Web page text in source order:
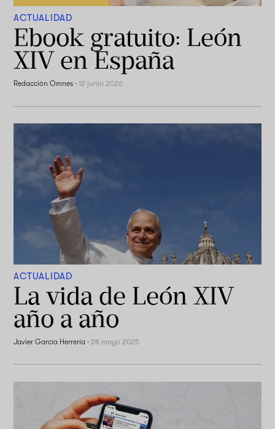
ACTUALIDAD
Ebook gratuito: León
XIV en España
Redacción Omnes ·12 junio 2026
ACTUALIDAD
La vida de León XIV
año a año
Javier García Herrería · 28 mayo 2025